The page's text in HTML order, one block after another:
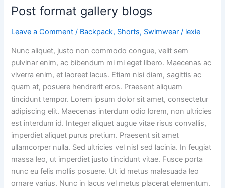
Post format gallery blogs
Leave a Comment / Backpack, Shorts, Swimwear / lexie
Nunc aliquet, justo non commodo congue, velit sem
pulvinar enim, ac bibendum mi mi eget libero. Maecenas ac
viverra enim, et laoreet lacus. Etiam nisi diam, sagittis ac
quam at, posuere hendrerit eros. Praesent aliquam
tincidunt tempor. Lorem ipsum dolor sit amet, consectetur
adipiscing elit. Maecenas interdum odio lorem, non ultricies
est interdum id. Integer aliquet augue vitae risus convallis,
imperdiet aliquet purus pretium. Praesent sit amet
ullamcorper nulla. Sed ultricies vel nisl sed lacinia. In feugiat
massa leo, ut imperdiet justo tincidunt vitae. Fusce porta
nunc eu felis mollis posuere. Ut id metus malesuada leo
ornare varius. Nunc in lacus vel metus placerat elementum.
Post
gallery